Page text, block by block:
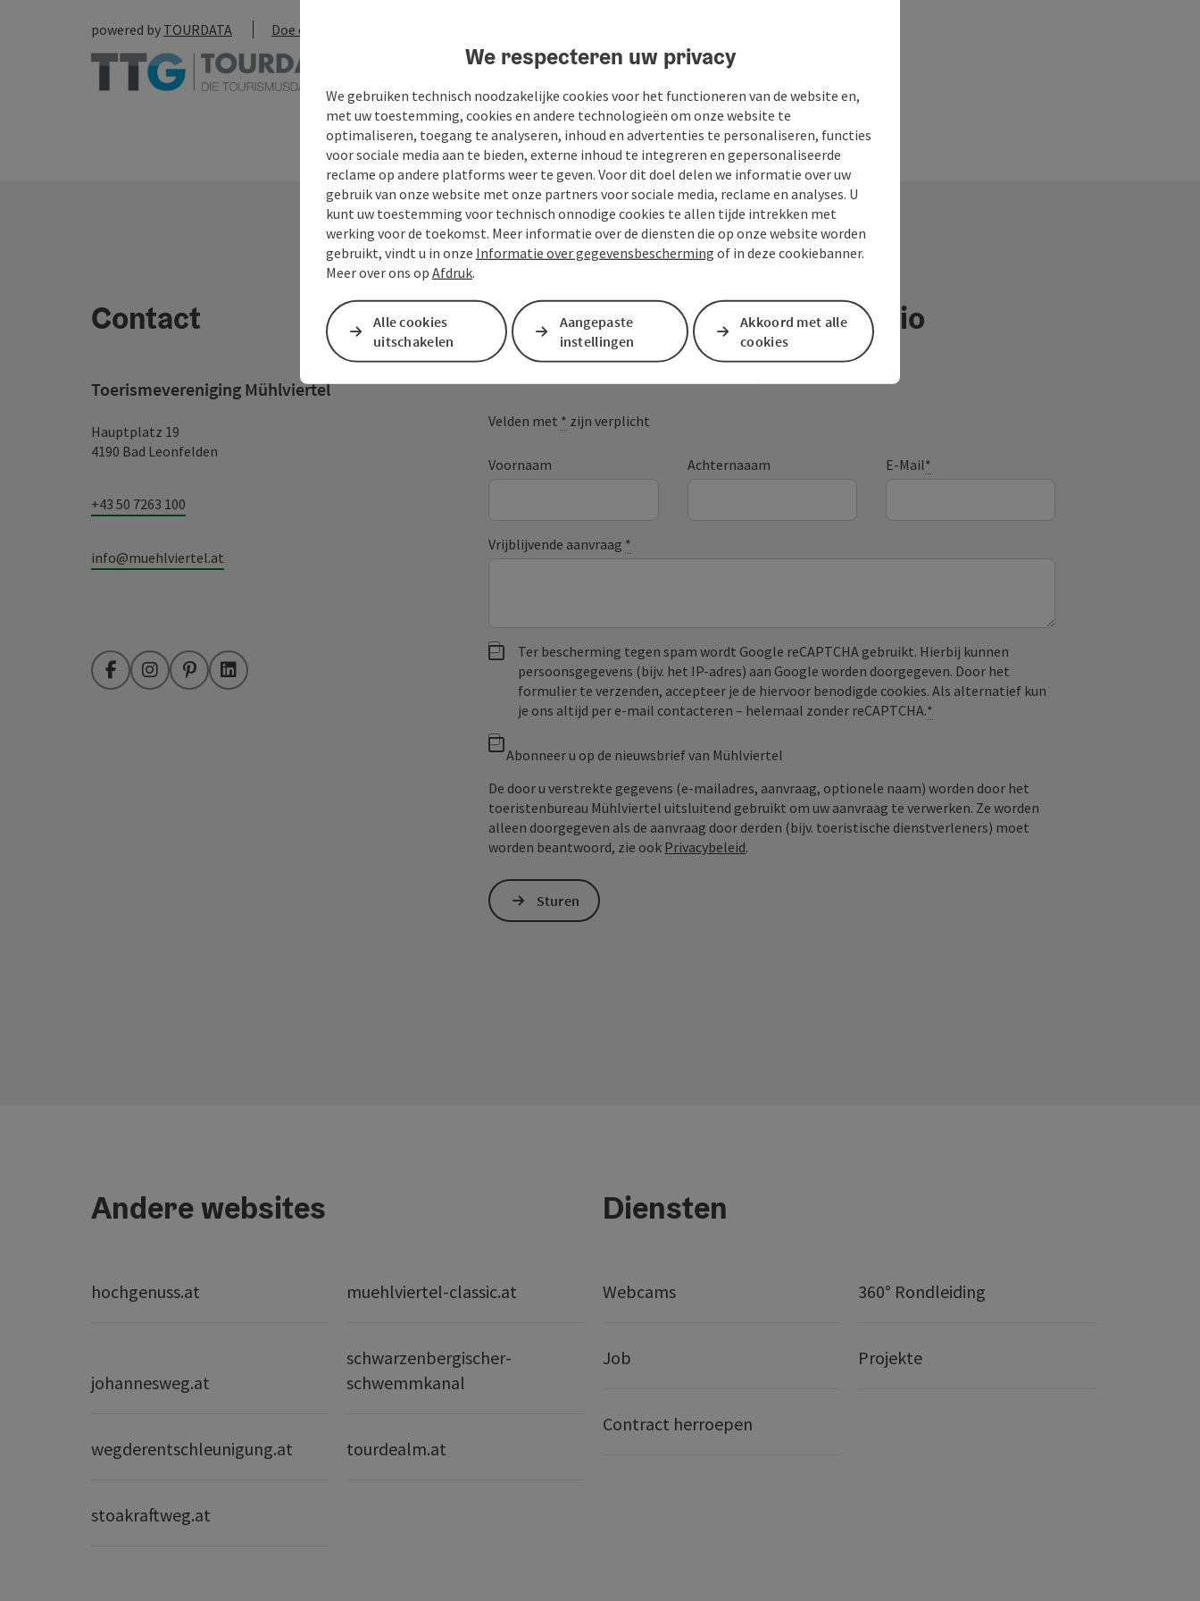
powered by TOURDATA Doe een suggestie
Contact
Toerismevereniging Mühlviertel
Hauptplatz 19
4190 Bad Leonfelden
+43 50 7263 100
info@muehlviertel.at
FacebookInstagramPinterestLinkedIn
Je bericht aan de vakantieregio
Mühlviertel
Velden met * zijn verplicht
Voornaam Achternaaam E-Mail*
Vrijblijvende aanvraag *
Ter bescherming tegen spam wordt Google reCAPTCHA gebruikt. Hierbij kunnen
persoonsgegevens (bijv. het IP-adres) aan Google worden doorgegeven. Door het
formulier te verzenden, accepteer je de hiervoor benodigde cookies. Als alternatief kun
je ons altijd per e‑mail contacteren – helemaal zonder reCAPTCHA.*
Abonneer u op de nieuwsbrief van Mühlviertel
De door u verstrekte gegevens (e-mailadres, aanvraag, optionele naam) worden door het
toeristenbureau Mühlviertel uitsluitend gebruikt om uw aanvraag te verwerken. Ze worden
alleen doorgegeven als de aanvraag door derden (bijv. toeristische dienstverleners) moet
worden beantwoord, zie ook Privacybeleid.
Sturen
Andere websites
hochgenuss.at muehlviertel-classic.at
johannesweg.at
schwarzenbergischer-
schwemmkanal
wegderentschleunigung.at tourdealm.at
stoakraftweg.at
Diensten
Webcams 360° Rondleiding
Job Projekte
Contract herroepen
We respecteren uw privacy
We gebruiken technisch noodzakelijke cookies voor het functioneren van de website en,
met uw toestemming, cookies en andere technologieën om onze website te
optimaliseren, toegang te analyseren, inhoud en advertenties te personaliseren, functies
voor sociale media aan te bieden, externe inhoud te integreren en gepersonaliseerde
reclame op andere platforms weer te geven. Voor dit doel delen we informatie over uw
gebruik van onze website met onze partners voor sociale media, reclame en analyses. U
kunt uw toestemming voor technisch onnodige cookies te allen tijde intrekken met
werking voor de toekomst. Meer informatie over de diensten die op onze website worden
gebruikt, vindt u in onze Informatie over gegevensbescherming of in deze cookiebanner.
Meer over ons op Afdruk.
Alle cookies
uitschakelen
Aangepaste
instellingen
Akkoord met alle
cookies